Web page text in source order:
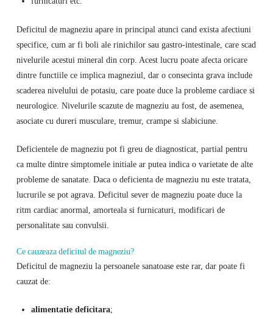
Deficitul de magneziu apare in principal atunci cand exista afectiuni
specifice, cum ar fi boli ale rinichilor sau gastro-intestinale, care scad
nivelurile acestui mineral din corp. Acest lucru poate afecta oricare
dintre functiile ce implica magneziul, dar o consecinta grava include
scaderea nivelului de potasiu, care poate duce la probleme cardiace si
neurologice. Nivelurile scazute de magneziu au fost, de asemenea,
asociate cu dureri musculare, tremur, crampe si slabiciune.
Deficientele de magneziu pot fi greu de diagnosticat, partial pentru
ca multe dintre simptomele initiale ar putea indica o varietate de alte
probleme de sanatate. Daca o deficienta de magneziu nu este tratata,
lucrurile se pot agrava. Deficitul sever de magneziu poate duce la
ritm cardiac anormal, amorteala si furnicaturi, modificari de
personalitate sau convulsii.
Ce cauzeaza deficitul de magneziu?
Deficitul de magneziu la persoanele sanatoase este rar, dar poate fi
cauzat de:
alimentatie deficitara;